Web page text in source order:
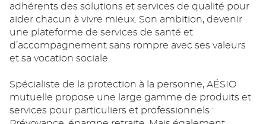
adhérents des solutions et services de qualité pour
aider chacun à vivre mieux. Son ambition, devenir
une plateforme de services de santé et
d’accompagnement sans rompre avec ses valeurs
et sa vocation sociale.
Spécialiste de la protection à la personne, AÉSIO
mutuelle propose une large gamme de produits et
services pour particuliers et professionnels :